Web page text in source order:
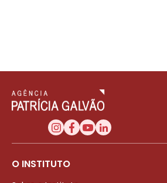
O INSTITUTO